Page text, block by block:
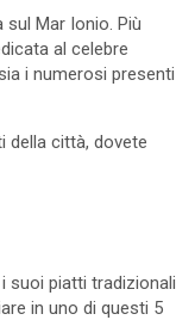
Mar Ionio. Più
al celebre
i numerosi presenti
della città, dovete
suoi piatti tradizionali
in uno di questi 5